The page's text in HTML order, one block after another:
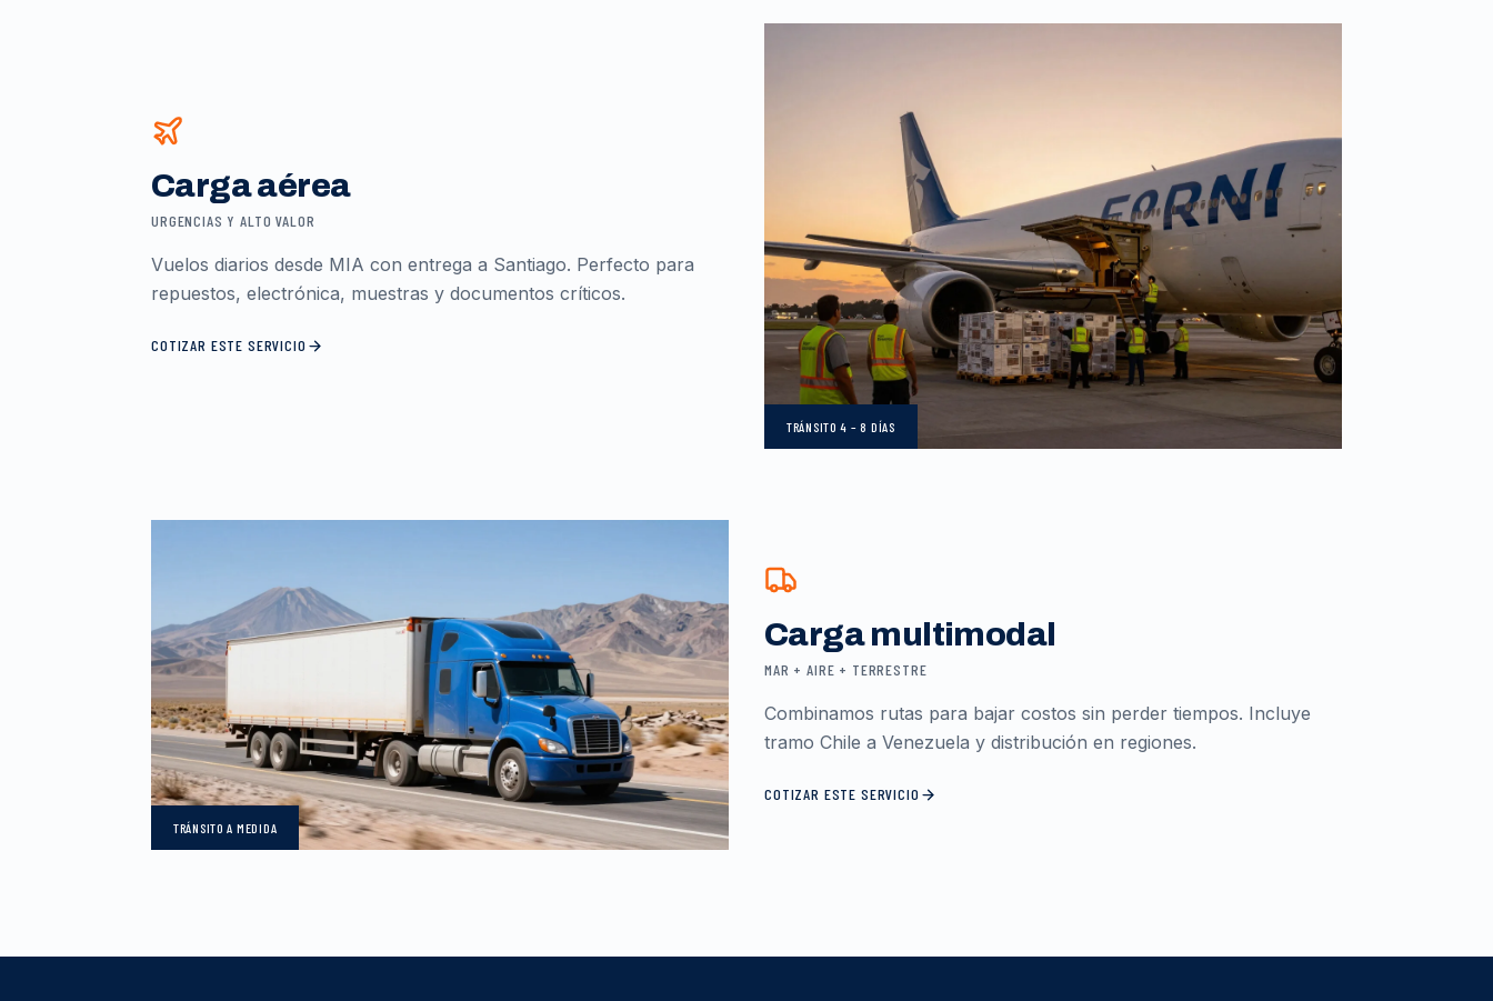
TRÁNSITO4 – 8 DÍAS
Carga aérea
URGENCIAS Y ALTO VALOR
Vuelos diarios desde MIA con entrega a Santiago. Perfecto para
repuestos, electrónica, muestras y documentos críticos.
COTIZAR ESTE SERVICIO
TRÁNSITOA MEDIDA
Carga multimodal
MAR + AIRE + TERRESTRE
Combinamos rutas para bajar costos sin perder tiempos. Incluye
tramo Chile a Venezuela y distribución en regiones.
COTIZAR ESTE SERVICIO